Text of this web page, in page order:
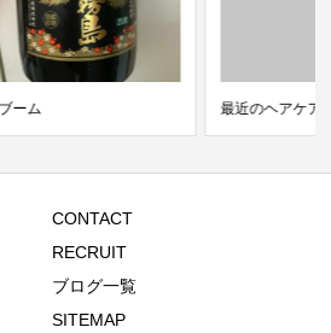
CONTACT
RECRUIT
ブログ一覧
SITEMAP